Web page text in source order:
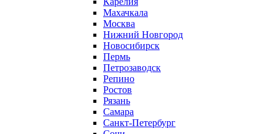
Махачкала
Москва
Нижний Новгород
Новосибирск
Пермь
Петрозаводск
Репино
Ростов
Рязань
Самара
Санкт-Петербург